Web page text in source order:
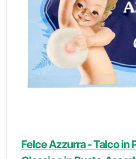
Felce Azzurra - Talco in